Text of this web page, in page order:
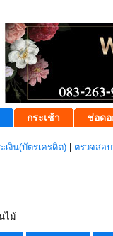
กระเช้า ช่อดอ
เงิน(บัตรเครดิต) ตรวจสอ
ไม้